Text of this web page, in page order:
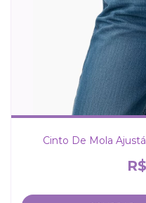
Cinto De Mola